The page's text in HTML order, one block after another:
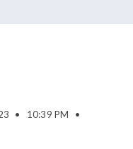
• 10:39 PM
•